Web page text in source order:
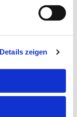
Details zeigen